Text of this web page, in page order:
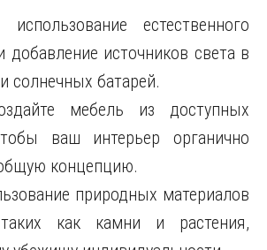
естественного
добавление источников света в
солнечных батарей.
мебель из доступных
ваш интерьер органично
концепцию.
природных материалов
как камни и растения,